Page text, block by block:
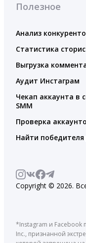
Полезное
Анализ
Статистика
Выгрузка
Аудит Инстаграм
Чекап аккаунта в
SMM
Проверка
Найти
Copyright © 2026.
*Instagram и Facebook
Inc., признанной